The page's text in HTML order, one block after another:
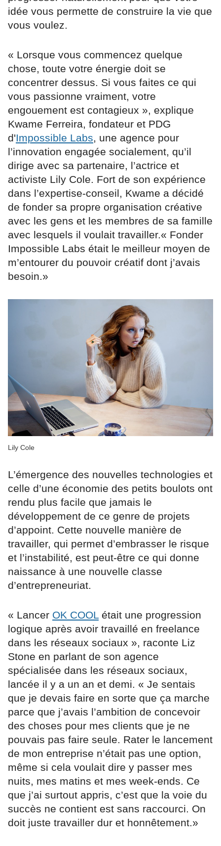
idée vous permette de construire la vie que
vous voulez.
« Lorsque vous commencez quelque
chose, toute votre énergie doit se
concentrer dessus. Si vous faites ce qui
vous passionne vraiment, votre
engouement est contagieux », explique
Kwame Ferreira, fondateur et PDG
d'Impossible Labs, une agence pour
l’innovation engagée socialement, qu’il
dirige avec sa partenaire, l’actrice et
activiste Lily Cole. Fort de son expérience
dans l’expertise-conseil, Kwame a décidé
de fonder sa propre organisation créative
avec les gens et les membres de sa famille
avec lesquels il voulait travailler.« Fonder
Impossible Labs était le meilleur moyen de
m’entourer du pouvoir créatif dont j’avais
besoin.»
Lily Cole
L’émergence des nouvelles technologies et
celle d’une économie des petits boulots ont
rendu plus facile que jamais le
développement de ce genre de projets
d’appoint. Cette nouvelle manière de
travailler, qui permet d’embrasser le risque
et l’instabilité, est peut-être ce qui donne
naissance à une nouvelle classe
d’entrepreneuriat.
« Lancer OK COOL était une progression
logique après avoir travaillé en freelance
dans les réseaux sociaux », raconte Liz
Stone en parlant de son agence
spécialisée dans les réseaux sociaux,
lancée il y a un an et demi. « Je sentais
que je devais faire en sorte que ça marche
parce que j’avais l’ambition de concevoir
des choses pour mes clients que je ne
pouvais pas faire seule. Rater le lancement
de mon entreprise n’était pas une option,
même si cela voulait dire y passer mes
nuits, mes matins et mes week-ends. Ce
que j’ai surtout appris, c’est que la voie du
succès ne contient est sans raccourci. On
doit juste travailler dur et honnêtement.»